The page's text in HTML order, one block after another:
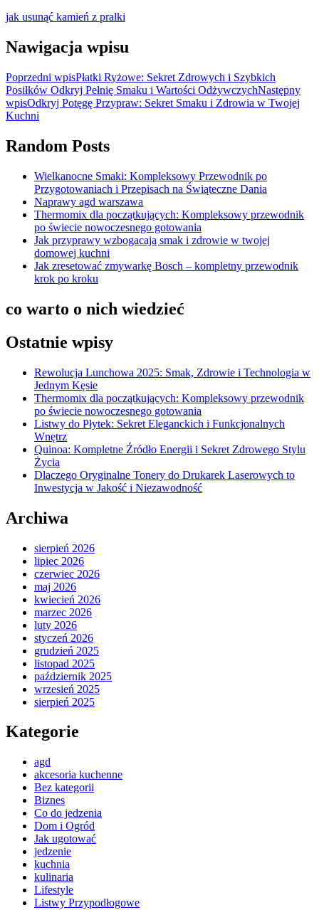
jak usunąć kamień z pralki
Nawigacja wpisu
Poprzedni wpisPłatki Ryżowe: Sekret Zdrowych i Szybkich
Posiłków Odkryj Pełnię Smaku i Wartości OdżywczychNastępny
wpisOdkryj Potęgę Przypraw: Sekret Smaku i Zdrowia w Twojej
Kuchni
Random Posts
Wielkanocne Smaki: Kompleksowy Przewodnik po
Przygotowaniach i Przepisach na Świąteczne Dania
Naprawy agd warszawa
Thermomix dla początkujących: Kompleksowy przewodnik
po świecie nowoczesnego gotowania
Jak przyprawy wzbogacają smak i zdrowie w twojej
domowej kuchni
Jak zresetować zmywarkę Bosch – kompletny przewodnik
krok po kroku
co warto o nich wiedzieć
Ostatnie wpisy
Rewolucja Lunchowa 2025: Smak, Zdrowie i Technologia w
Jednym Kęsie
Thermomix dla początkujących: Kompleksowy przewodnik
po świecie nowoczesnego gotowania
Listwy do Płytek: Sekret Eleganckich i Funkcjonalnych
Wnętrz
Quinoa: Kompletne Źródło Energii i Sekret Zdrowego Stylu
Życia
Dlaczego Oryginalne Tonery do Drukarek Laserowych to
Inwestycja w Jakość i Niezawodność
Archiwa
sierpień 2026
lipiec 2026
czerwiec 2026
maj 2026
kwiecień 2026
marzec 2026
luty 2026
styczeń 2026
grudzień 2025
listopad 2025
październik 2025
wrzesień 2025
sierpień 2025
Kategorie
agd
akcesoria kuchenne
Bez kategorii
Biznes
Co do jedzenia
Dom i Ogród
Jak ugotować
jedzenie
kuchnia
kulinaria
Lifestyle
Listwy Przypodłogowe